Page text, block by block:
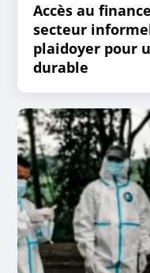
Accès au
secteur
plaidoyer pour
durable